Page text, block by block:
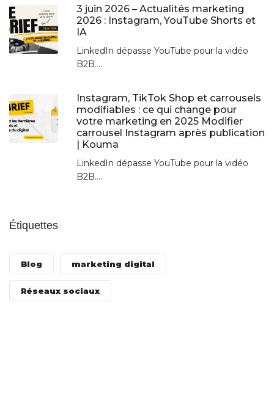
3 juin 2026 – Actualités marketing
2026 : Instagram, YouTube Shorts et
IA
LinkedIn dépasse YouTube pour la vidéo
B2B....
Instagram, TikTok Shop et carrousels
modifiables : ce qui change pour
votre marketing en 2025 Modifier
carrousel Instagram après publication
| Kouma
LinkedIn dépasse YouTube pour la vidéo
B2B....
Étiquettes
Blog marketing digital
Réseaux sociaux